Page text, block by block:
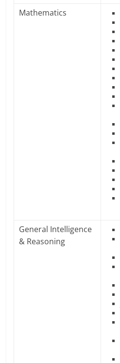
Mathematics
General Intelligence
& Reasoning